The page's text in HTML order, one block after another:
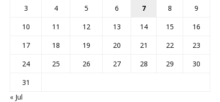
3
4 5 6 7 8
9
10
11 12 13 14 15
16
17
18 19 20 21 22
23
24
25 26 27 28 29
30
31
« Jul